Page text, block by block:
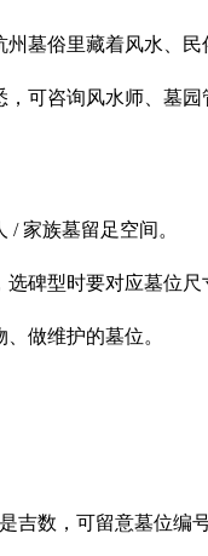
墓俗里藏着风水、
可咨询风水师、墓园
家族墓留足空间。
碑型时要对应墓位尺
做维护的墓位。
吉数，可留意墓位编号